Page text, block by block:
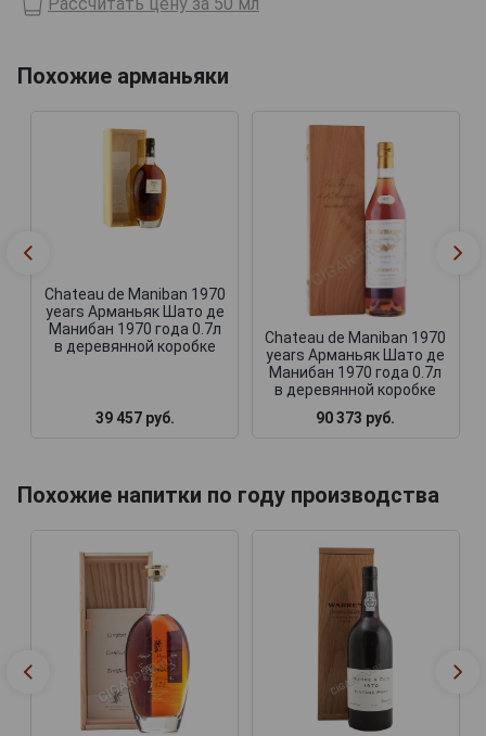
Похожие арманьяки
Chateau de Maniban 1970
years Арманьяк Шато де
Манибан 1970 года 0.7л
в деревянной коробке
39 457 руб.
Chateau de Maniban 1970
years Арманьяк Шато де
Манибан 1970 года 0.7л
в деревянной коробке
90 373 руб.
Похожие напитки по году производства